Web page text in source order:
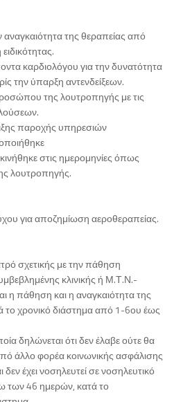
αναγκαιότητα της θεραπείας από
καρδιολόγου για την δυνατότητα
την ύπαρξη αντενδείξεων.
της λουτροπηγής με τις
παροχής υπηρεσιών
στις ημερομηνίες όπως
λουτροπηγής.
για αποζημίωση αεροθεραπείας.
σχετικής με την πάθηση
κλινικής ή Μ.Τ.Ν.-
η πάθηση και η αναγκαιότητα της
το χρονικό διάστημα από 1-6ου έως
δηλώνεται ότι δεν έλαβε ούτε θα
άλλο φορέα κοινωνικής ασφάλισης
έχει νοσηλευτεί σε νοσηλευτικό
των 46 ημερών, κατά το